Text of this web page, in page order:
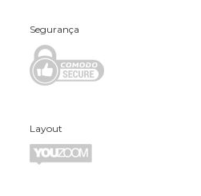
Segurança
Layout